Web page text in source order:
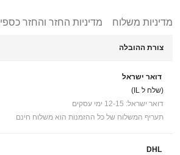
מדיניות משלוח מדיניות החזר והחזר כספי
צורת ההובלה
דואר ישראל
(שלח ל IL)
דואר ישראל: 12-15 ימי עסקים
תעריף המשלוח של כל ההזמנות הוא משלוח חינם
DHL